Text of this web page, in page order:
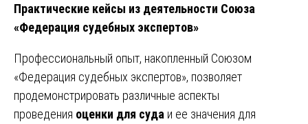
Практические кейсы из деятельности Союза
«Федерация судебных экспертов»
Профессиональный опыт, накопленный Союзом
«Федерация судебных экспертов», позволяет
продемонстрировать различные аспекты
проведения оценки для суда и ее значения для